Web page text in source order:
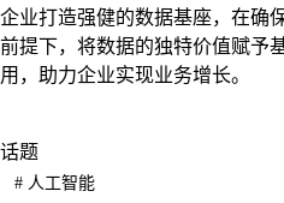
企业打造强健的数据基座，在确
前提下，将数据的独特价值赋予
用，助力企业实现业务增长。
话题
#人工智能